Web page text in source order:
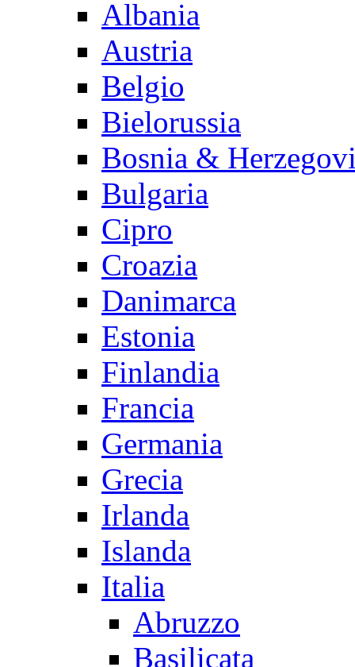
Albania
Austria
Belgio
Bielorussia
Bosnia &
Bulgaria
Cipro
Croazia
Danimarca
Estonia
Finlandia
Francia
Germania
Grecia
Irlanda
Islanda
Italia
Abruzzo
Basilicata